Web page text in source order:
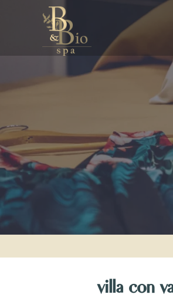
villa con